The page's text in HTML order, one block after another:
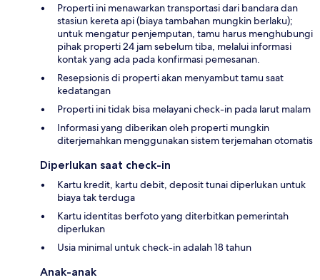
Properti ini menawarkan transportasi dari bandara dan
stasiun kereta api (biaya tambahan mungkin berlaku);
untuk mengatur penjemputan, tamu harus menghubungi
pihak properti 24 jam sebelum tiba, melalui informasi
kontak yang ada pada konfirmasi pemesanan.
Resepsionis di properti akan menyambut tamu saat
kedatangan
Properti ini tidak bisa melayani check-in pada larut malam
Informasi yang diberikan oleh properti mungkin
diterjemahkan menggunakan sistem terjemahan otomatis
Diperlukan saat check-in
Kartu kredit, kartu debit, deposit tunai diperlukan untuk
biaya tak terduga
Kartu identitas berfoto yang diterbitkan pemerintah
diperlukan
Usia minimal untuk check-in adalah 18 tahun
Anak-anak